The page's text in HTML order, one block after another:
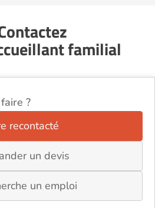
familial
?
recontacté
un devis
un emploi